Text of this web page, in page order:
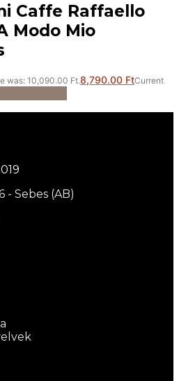
Caffe Raffaello
Modo Mio
was: 10,090.00 Ft.8,790.00 FtCurrent
- Sebes (AB)